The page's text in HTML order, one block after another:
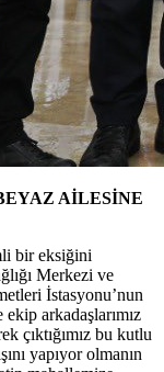
AİLESİNE
bir eksiğini
Merkezi ve
İstasyonu’nun
arkadaşlarımız
çıktığımız bu kutlu
yapıyor olmanın